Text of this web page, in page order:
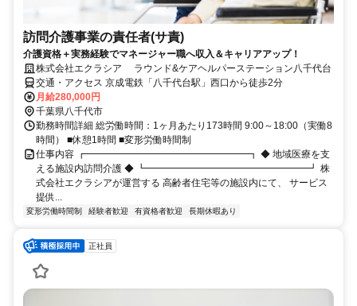
訪問介護事業の責任者(サ責)
介護資格＋実務経験でマネージャー職へ収入＆キャリアアップ！
株式会社エクラシア ラウンド&ケアヘルパーステーション八千代台
交通・アクセス 京成電鉄「八千代台駅」西口から徒歩2分
月給280,000円
千葉県八千代市
勤務時間詳細 総労働時間：1ヶ月あたり173時間 9:00～18:00（実働8
時間） ■休憩1時間 ■変形労働時間制
仕事内容 ┏━━━━━━━━━━━━━━━━━┓ ◆ 地域医療を支
える施設内訪問介護 ◆ ┗━━━━━━━━━━━━━━━━━┛ 株
式会社エクラシアが運営する 高齢者住宅等の施設内にて、 サービス
提供...
変形労働時間制 経験者歓迎 有資格者歓迎 長期休暇あり
正社員